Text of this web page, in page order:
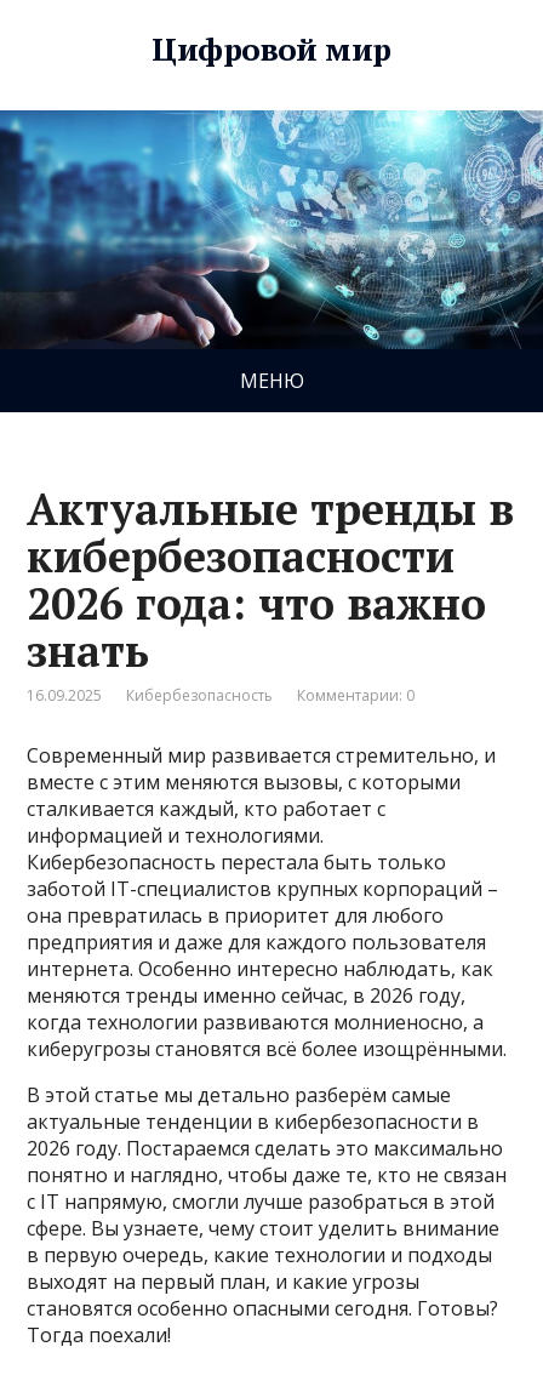
Цифровой мир
МЕНЮ
Актуальные тренды в
кибербезопасности
2026 года: что важно
знать
16.09.2025 Кибербезопасность Комментарии: 0
Современный мир развивается стремительно, и
вместе с этим меняются вызовы, с которыми
сталкивается каждый, кто работает с
информацией и технологиями.
Кибербезопасность перестала быть только
заботой IT-специалистов крупных корпораций –
она превратилась в приоритет для любого
предприятия и даже для каждого пользователя
интернета. Особенно интересно наблюдать, как
меняются тренды именно сейчас, в 2026 году,
когда технологии развиваются молниеносно, а
киберугрозы становятся всё более изощрёнными.
В этой статье мы детально разберём самые
актуальные тенденции в кибербезопасности в
2026 году. Постараемся сделать это максимально
понятно и наглядно, чтобы даже те, кто не связан
с IT напрямую, смогли лучше разобраться в этой
сфере. Вы узнаете, чему стоит уделить внимание
в первую очередь, какие технологии и подходы
выходят на первый план, и какие угрозы
становятся особенно опасными сегодня. Готовы?
Тогда поехали!